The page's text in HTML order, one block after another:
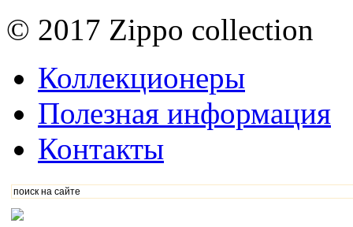
© 2017 Zippo collection
Коллекционеры
Полезная информация
Контакты